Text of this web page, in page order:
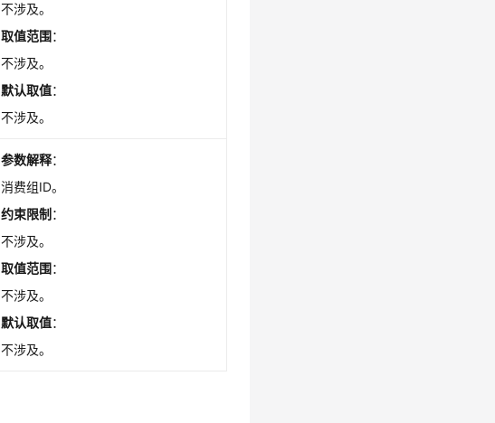
不涉及。
取值范围：
不涉及。
默认取值：
不涉及。
参数解释：
消费组ID。
约束限制 ：
不涉及。
取值范围：
不涉及。
默认取值：
不涉及。